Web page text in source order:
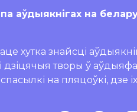
па аўдыякнігах на
хутка знайсці
дзіцячыя творы ў
спасылкі на пляцоўкі,